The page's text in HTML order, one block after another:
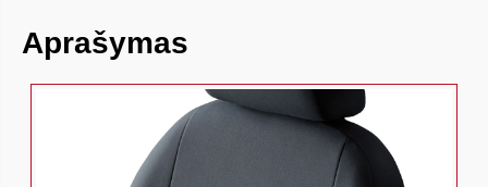
Aprašymas